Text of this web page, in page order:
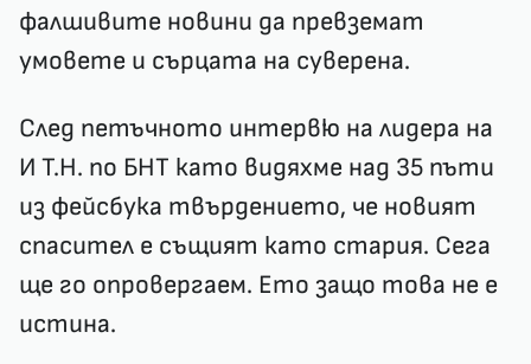
фалшивите новини да превземат
умовете и сърцата на суверена.
След петъчното интервю на лидера на
И Т.Н. по БНТ като видяхме над 35 пъти
из фейсбука твърдението, че новият
спасител е същият като стария. Сега
ще го опровергаем. Ето защо това не е
истина.